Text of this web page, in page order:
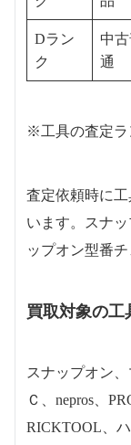
Dラン
ク
中
通
※工具の査定ラ
査定依頼時に
います。スナ
ップオン型番
買取対象の工
スナップオン
Ｃ、nepros、
RICKTOOL、